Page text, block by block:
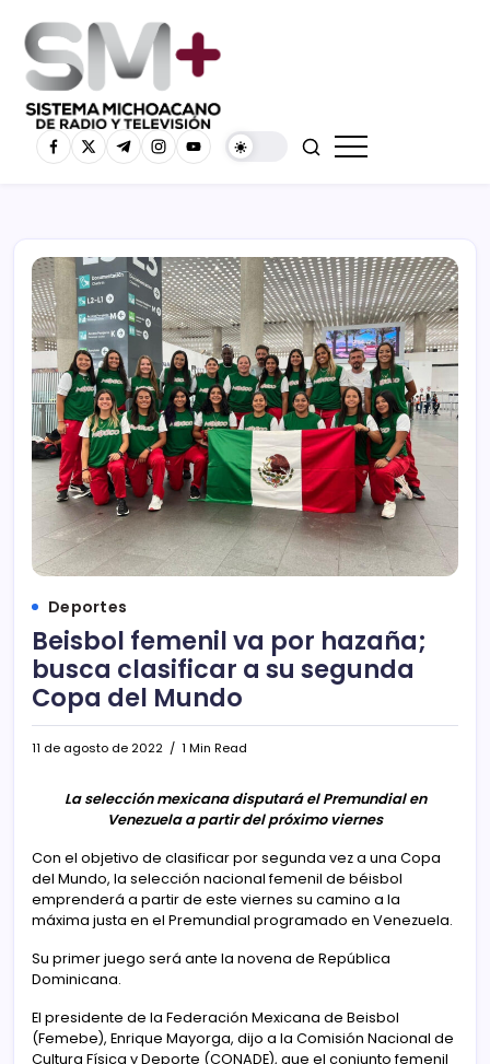
Deportes
Beisbol femenil va por hazaña;
busca clasificar a su segunda
Copa del Mundo
11 de agosto de 2022 1 Min Read
La selección mexicana disputará el Premundial en
Venezuela a partir del próximo viernes
Con el objetivo de clasificar por segunda vez a una Copa
del Mundo, la selección nacional femenil de béisbol
emprenderá a partir de este viernes su camino a la
máxima justa en el Premundial programado en Venezuela.
Su primer juego será ante la novena de República
Dominicana.
El presidente de la Federación Mexicana de Beisbol
(Femebe), Enrique Mayorga, dijo a la Comisión Nacional de
Cultura Física y Deporte (CONADE), que el conjunto femenil